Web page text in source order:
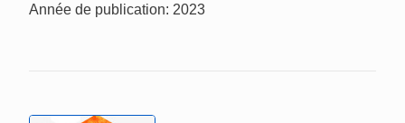
Année de publication: 2023